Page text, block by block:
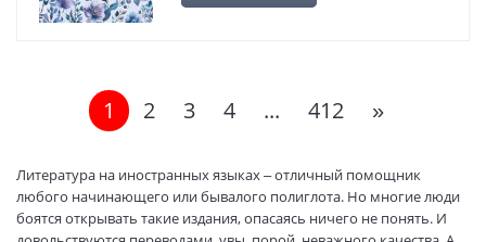
1 2 3 4 ... 412 »
Литература на иностранных языках – отличный помощник
любого начинающего или бывалого полиглота. Но многие люди
боятся открывать такие издания, опасаясь ничего не понять. И